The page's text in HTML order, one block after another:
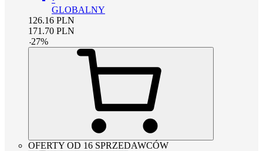
GLOBALNY
126.16 PLN
171.70 PLN
-27%
OFERTY OD 16 SPRZEDAWCÓW